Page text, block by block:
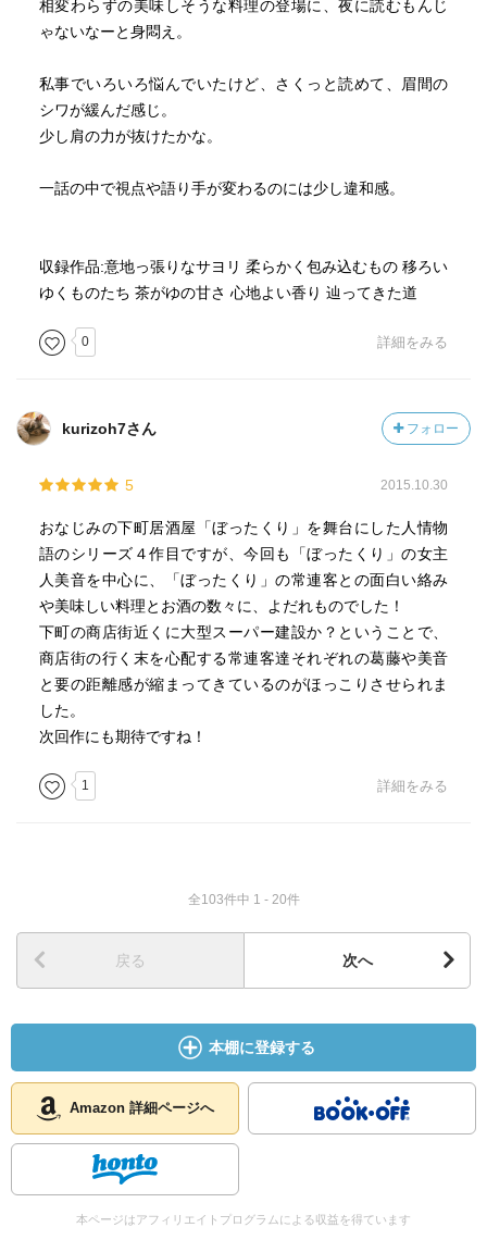
相変わらずの美味しそうな料理の登場に、夜に読むもんじ
ゃないなーと身悶え。
私事でいろいろ悩んでいたけど、さくっと読めて、眉間の
シワが緩んだ感じ。
少し肩の力が抜けたかな。
一話の中で視点や語り手が変わるのには少し違和感。
収録作品:意地っ張りなサヨリ 柔らかく包み込むもの 移ろい
ゆくものたち 茶がゆの甘さ 心地よい香り 辿ってきた道
0 詳細をみる
kurizoh7さん フォロー
5 2015.10.30
おなじみの下町居酒屋「ぼったくり」を舞台にした人情物
語のシリーズ４作目ですが、今回も「ぼったくり」の女主
人美音を中心に、「ぼったくり」の常連客との面白い絡み
や美味しい料理とお酒の数々に、よだれものでした！
下町の商店街近くに大型スーパー建設か？ということで、
商店街の行く末を心配する常連客達それぞれの葛藤や美音
と要の距離感が縮まってきているのがほっこりさせられま
した。
次回作にも期待ですね！
1 詳細をみる
全103件中 1 - 20件
戻る 次へ
本棚に登録する
Amazon 詳細ページへ
本ページはアフィリエイトプログラムによる収益を得ています